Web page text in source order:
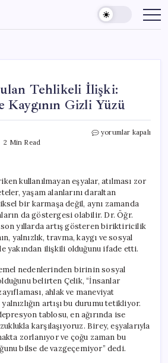
Tehlikeli İlişki:
Kaygının Gizli Yüzü
2 Min Read
Eşyalarla
ve
Kaygının
Gizli
Yüzü
için
yorumlar kapalı
kullanılmayan eşyalar, atılması zor
yaşam alanlarını daraltan
bir karmaşa değil, aynı zamanda
da göstergesi olabilir. Dr. Öğr.
son yıllarda artış gösteren biriktiricilik
yalnızlık, travma, kaygı ve sosyal
yakından ilişkili olduğunu ifade etti.
nedenlerinden birinin sosyal
belirten Çelik, “İnsanlar
ahlak ve maneviyat
artışı bu durumu tetikliyor.
tablosu, en ağırında ise
karşılaşıyoruz. Birey, eşyalarıyla
zorlanıyor ve çoğu zaman bu
bilse de vazgeçemiyor” dedi.